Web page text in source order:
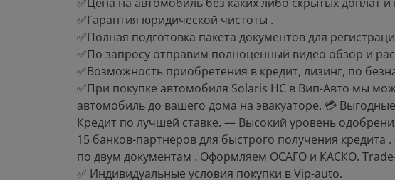
✅Гарантия юридической чистоты .
✅Полная подготовка пакета документов для
✅По запросу отправим полноценный видео обзор и
✅Возможность приобретения в кредит, лизинг, по
✅При покупке автомобиля Sоlаris НС в Вип-Авто мы
автомобиль до вашего дома на эвакуаторе. 💳
Кредит по лучшей ставке. — Высокий уровень
15 банков-партнеров для быстрого получения
по двум документам . Оформляем ОСАГО и КАСКО.
✅ Индивидуальные условия покупки в Viр-аutо.